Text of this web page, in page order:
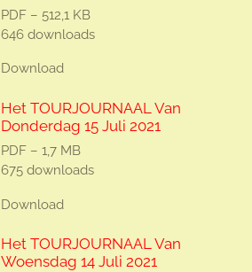
PDF – 512,1 KB
646 downloads
Download
Het TOURJOURNAAL Van
Donderdag 15 Juli 2021
PDF – 1,7 MB
675 downloads
Download
Het TOURJOURNAAL Van
Woensdag 14 Juli 2021